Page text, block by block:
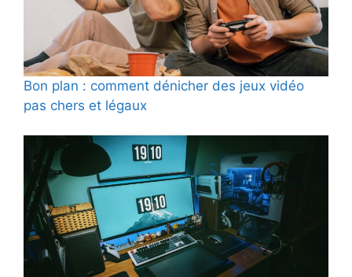
Bon plan : comment dénicher des jeux vidéo
pas chers et légaux